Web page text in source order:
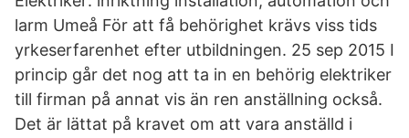
larm Umeå För att få behörighet krävs viss tids
yrkeserfarenhet efter utbildningen. 25 sep 2015 I
princip går det nog att ta in en behörig elektriker
till firman på annat vis än ren anställning också.
Det är lättat på kravet om att vara anställd i